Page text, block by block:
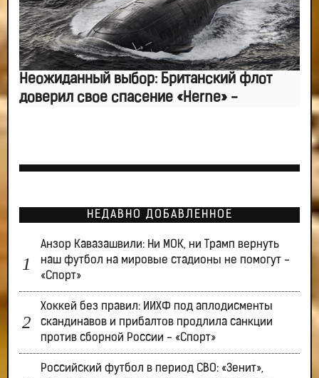
Неожиданный выбор: Британский флот
доверил свое спасение «Herne» -
НЕДАВНО ДОБАВЛЕННОЕ
Анзор Кавазашвили: Ни МОК, ни Трамп вернуть
наш футбол на мировые стадионы не помогут -
«Спорт»
Хоккей без правил: ИИХФ под аплодисменты
скандинавов и прибалтов продлила санкции
против сборной России - «Спорт»
Российский футбол в период СВО: «Зенит»,